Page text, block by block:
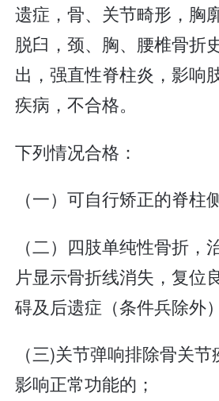
遗症，骨、关节畸形，胸
脱臼，颈、胸、腰椎骨折
出，强直性脊柱炎，影响
疾病，不合格。
下列情况合格：
（一）可自行矫正的脊柱
（二）四肢单纯性骨折，
片显示骨折线消失，复位
碍及后遗症（条件兵除外
（三)关节弹响排除骨关
影响正常功能的；